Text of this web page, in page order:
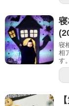
寝
寝
相
す